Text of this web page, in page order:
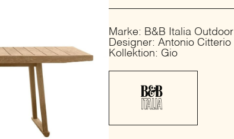
Marke: B&B Italia Outdoor
Designer: Antonio Citterio
Kollektion: Gio